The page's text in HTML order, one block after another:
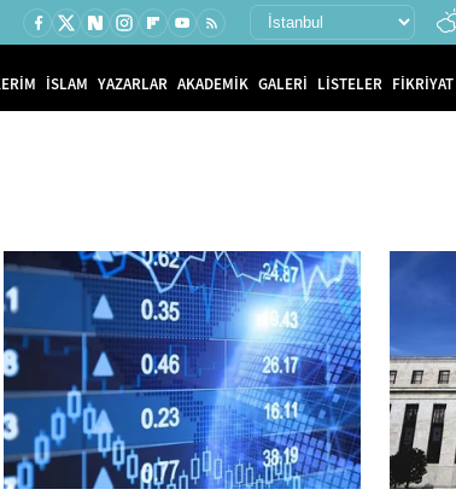
İSLAM YAZARLAR AKADEMİK GALERİ LİSTELER